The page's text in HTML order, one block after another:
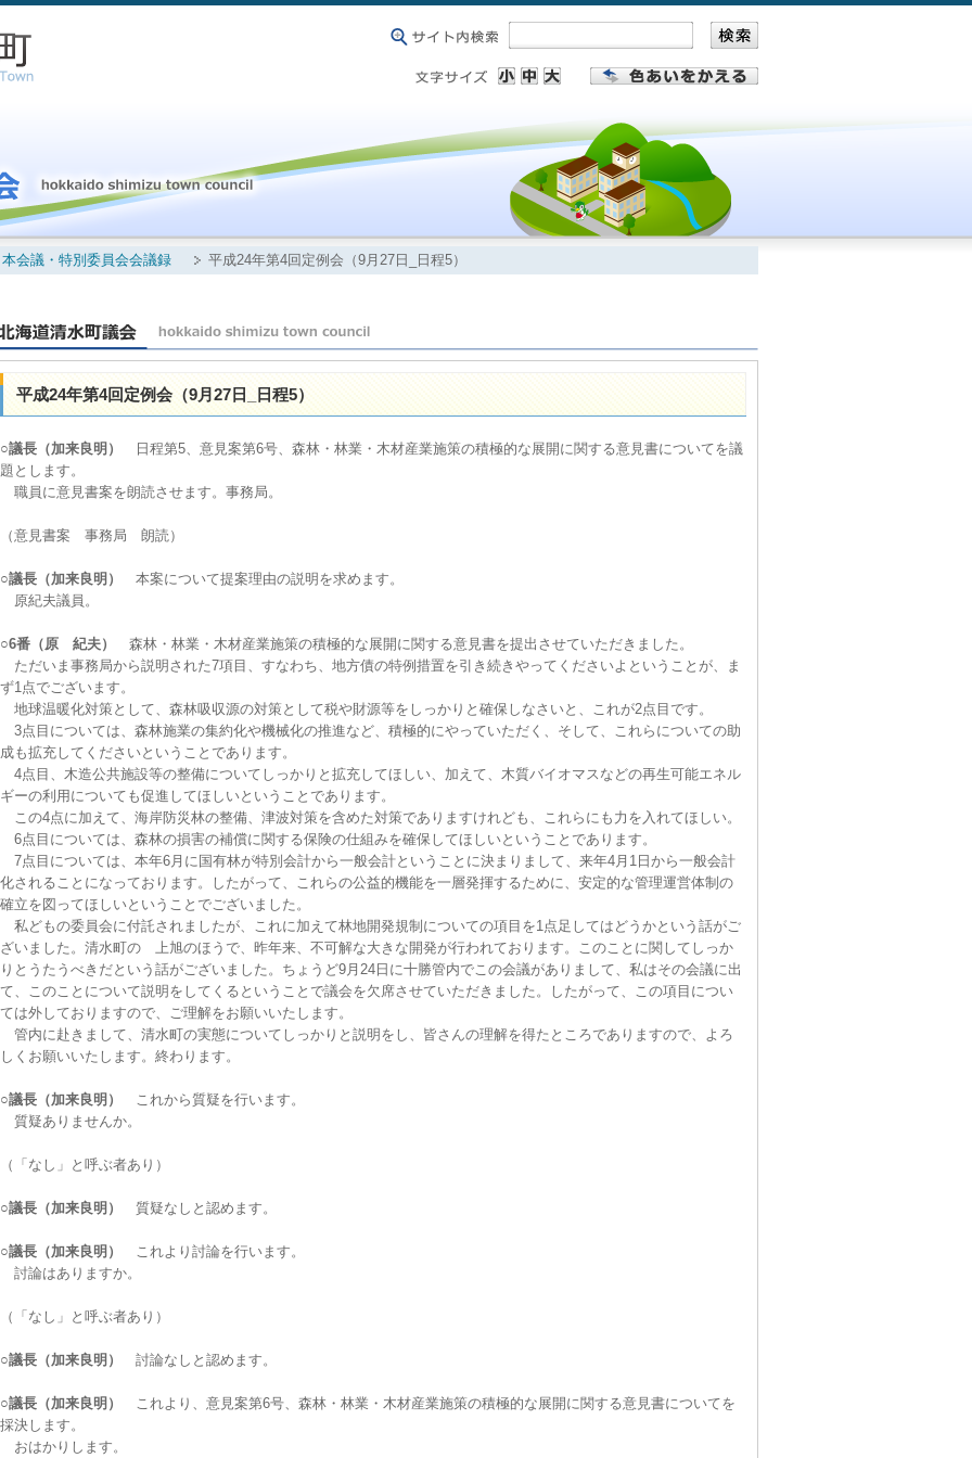
本会議・特別委員会会議録 平成24年第4回定例会（9月27日_日程5）
平成24年第4回定例会（9月27日_日程5）
○議長（加来良明）
日程第5、意見案第6号、森林・林業・木材産業施策の積極的な展開に関する意見書についてを議
題とします。
職員に意見書案を朗読させます。事務局。
（意見書案 事務局 朗読）
○議長（加来良明）
本案について提案理由の説明を求めます。
原紀夫議員。
○6番（原 紀夫）
森林・林業・木材産業施策の積極的な展開に関する意見書を提出させていただきました。
ただいま事務局から説明された7項目、すなわち、地方債の特例措置を引き続きやってくださいよということが、ま
ず1点でございます。
地球温暖化対策として、森林吸収源の対策として税や財源等をしっかりと確保しなさいと、これが2点目です。
3点目については、森林施業の集約化や機械化の推進など、積極的にやっていただく、そして、これらについての助
成も拡充してくださいということであります。
4点目、木造公共施設等の整備についてしっかりと拡充してほしい、加えて、木質バイオマスなどの再生可能エネル
ギーの利用についても促進してほしいということであります。
この4点に加えて、海岸防災林の整備、津波対策を含めた対策でありますけれども、これらにも力を入れてほしい。
6点目については、森林の損害の補償に関する保険の仕組みを確保してほしいということであります。
7点目については、本年6月に国有林が特別会計から一般会計ということに決まりまして、来年4月1日から一般会計
化されることになっております。したがって、これらの公益的機能を一層発揮するために、安定的な管理運営体制の
確立を図ってほしいということでございました。
私どもの委員会に付託されましたが、これに加えて林地開発規制についての項目を1点足してはどうかという話がご
ざいました。清水町の 上旭のほうで、昨年来、不可解な大きな開発が行われております。このことに関してしっか
りとうたうべきだという話がございました。ちょうど9月24日に十勝管内でこの会議がありまして、私はその会議に出
て、このことについて説明をしてくるということで議会を欠席させていただきました。したがって、この項目につい
ては外しておりますので、ご理解をお願いいたします。
管内に赴きまして、清水町の実態についてしっかりと説明をし、皆さんの理解を得たところでありますので、よろ
しくお願いいたします。終わります。
○議長（加来良明）
これから質疑を行います。
質疑ありませんか。
（「なし」と呼ぶ者あり）
○議長（加来良明） 質疑なしと認めます。
○議長（加来良明）
これより討論を行います。
討論はありますか。
（「なし」と呼ぶ者あり）
○議長（加来良明） 討論なしと認めます。
○議長（加来良明）
これより、意見案第6号、森林・林業・木材産業施策の積極的な展開に関する意見書についてを
採決します。
おはかりします。